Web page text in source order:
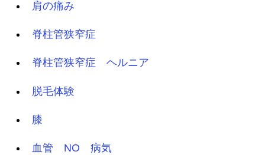
肩の痛み
脊柱管狭窄症
脊柱管狭窄症 ヘルニア
脱毛体験
膝
血管 NO 病気